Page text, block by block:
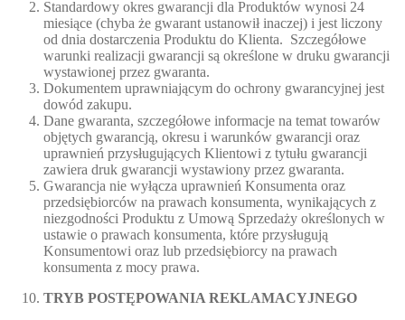
Standardowy okres gwarancji dla Produktów wynosi 24
miesiące (chyba że gwarant ustanowił inaczej) i jest liczony
od dnia dostarczenia Produktu do Klienta. Szczegółowe
warunki realizacji gwarancji są określone w druku gwarancji
wystawionej przez gwaranta.
Dokumentem uprawniającym do ochrony gwarancyjnej jest
dowód zakupu.
Dane gwaranta, szczegółowe informacje na temat towarów
objętych gwarancją, okresu i warunków gwarancji oraz
uprawnień przysługujących Klientowi z tytułu gwarancji
zawiera druk gwarancji wystawiony przez gwaranta.
Gwarancja nie wyłącza uprawnień Konsumenta oraz
przedsiębiorców na prawach konsumenta, wynikających z
niezgodności Produktu z Umową Sprzedaży określonych w
ustawie o prawach konsumenta, które przysługują
Konsumentowi oraz lub przedsiębiorcy na prawach
konsumenta z mocy prawa.
TRYB POSTĘPOWANIA REKLAMACYJNEGO